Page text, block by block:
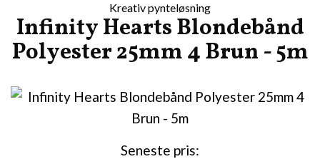
Kreativ pynteløsning
Infinity Hearts Blondebånd
Polyester 25mm 4 Brun - 5m
Seneste pris: